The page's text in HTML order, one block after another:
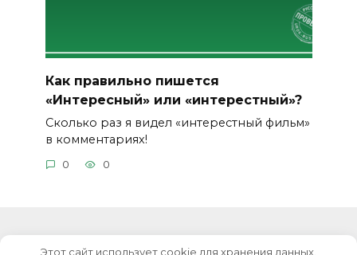
Как правильно пишется
«Интересный» или «интерестный»?
Сколько раз я видел «интерестный фильм»
в комментариях!
0 0
Этот сайт использует cookie для хранения данных.